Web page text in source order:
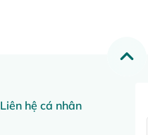
Liên hệ cá nhân